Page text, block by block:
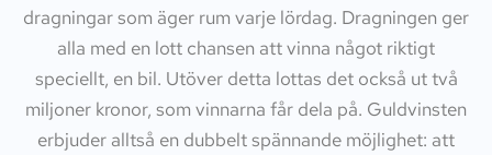
dragningar som äger rum varje lördag. Dragningen ger
alla med en lott chansen att vinna något riktigt
speciellt, en bil. Utöver detta lottas det också ut två
miljoner kronor, som vinnarna får dela på. Guldvinsten
erbjuder alltså en dubbelt spännande möjlighet: att